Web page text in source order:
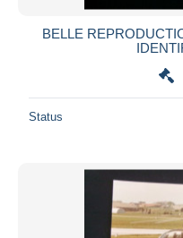
BELLE
Status